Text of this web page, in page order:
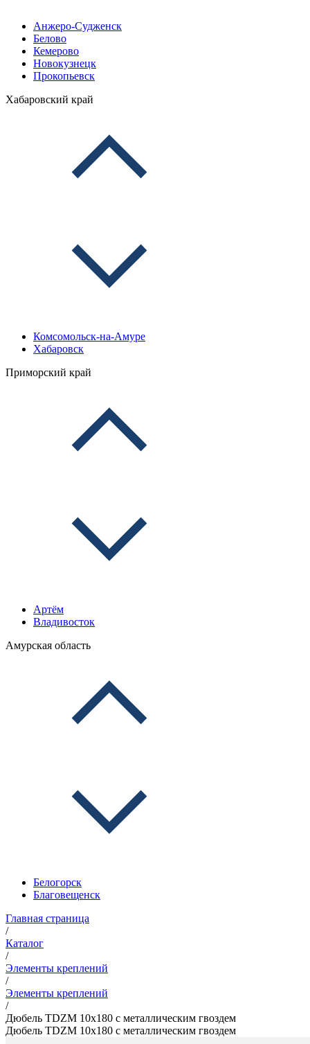
Анжеро-Судженск
Белово
Кемерово
Новокузнецк
Прокопьевск
Хабаровский край
Комсомольск-на-Амуре
Хабаровск
Приморский край
Артём
Владивосток
Амурская область
Белогорск
Благовещенск
Главная страница
/
Каталог
/
Элементы креплений
/
Элементы креплений
/
Дюбель TDZM 10x180 c металлическим гвоздем
Дюбель TDZM 10x180 c металлическим гвоздем